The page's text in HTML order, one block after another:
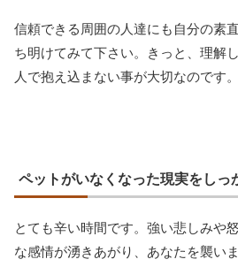
信頼できる周囲の人達にも自分の素
ち明けてみて下さい。きっと、理解
人で抱え込まない事が大切なのです。
ペットがいなくなった現実をしっ
とても辛い時間です。強い悲しみや
な感情が湧きあがり、あなたを襲い